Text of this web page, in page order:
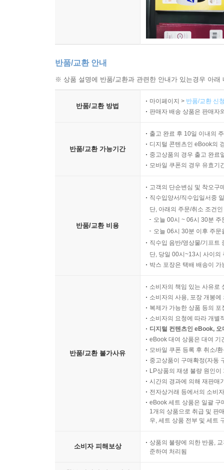
반품/교환 안내
※ 상품 설명에 반품/교환과 관련한 안내가 있는경우 아
반품/교환 방법
마이페이지 > 반품/교환 신
판매자 배송 상품은 판매자
반품/교환 가능기간
출고 완료 후 10일 이내의
디지털 콘텐츠인 eBook의
중고상품의 경우 출고 완료
모바일 쿠폰의 경우 유효기
반품/교환 비용
고객의 단순변심 및 착오구
직수입양서/직수입일서중
단, 아래의 주문/취소 조건
오늘 00시 ~ 06시 30분
오늘 06시 30분 이후 주
직수입 음반/영상물/기프트
단, 당일 00시~13시 사이의
박스 포장은 택배 배송이
반품/교환 불가사유
소비자의 책임 있는 사유로
소비자의 사용, 포장 개봉
복제가 가능한 상품 등의
소비자의 요청에 따라 개별
디지털 컨텐츠인 eBook,
eBook 대여 상품은 대여 기
모바일 쿠폰 등록 후 취소/
중고상품이 구매확정(자동
LP상품의 재생 불량 원인
시간의 경과에 의해 재판매
전자상거래 등에서의 소비
eBook 세트 상품은 일괄 구
1개의 상품으로 취급 및 판
우, 세트 상품 전부 및 세트
소비자 피해보상
상품의 불량에 의한 반품,
준하여 처리됨